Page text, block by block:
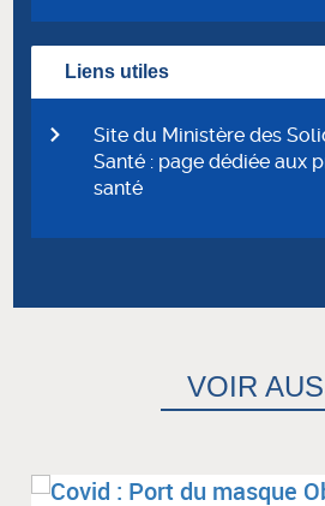
Liens utiles
Site du Ministère des
Santé : page dédiée aux
santé
VOIR